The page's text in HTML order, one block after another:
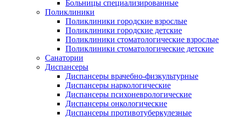
Больницы специализированные
Поликлиники
Поликлиники городские взрослые
Поликлиники городские детские
Поликлиники стоматологические взрослые
Поликлиники стоматологические детские
Санатории
Диспансеры
Диспансеры врачебно-физкультурные
Диспансеры наркологические
Диспансеры психоневрологические
Диспансеры онкологические
Диспансеры противотуберкулезные